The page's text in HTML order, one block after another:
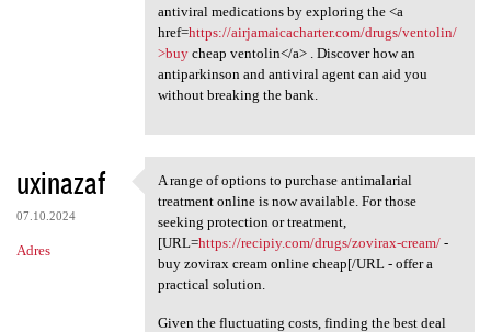
antiviral medications by exploring the <a
href=https://airjamaicacharter.com/drugs/ventolin/
>buycheap ventolin</a> . Discover how an
antiparkinson and antiviral agent can aid you
without breaking the bank.
uxinazaf
07.10.2024
Adres
A range of options to
A range of options to purchase antimalarial
treatment online is now available. For those
seeking protection or treatment,
[URL=https://recipiy.com/drugs/zovirax-cream/-
buy zovirax cream online cheap[/URL - offer a
practical solution.
Given the fluctuating costs, finding the best deal